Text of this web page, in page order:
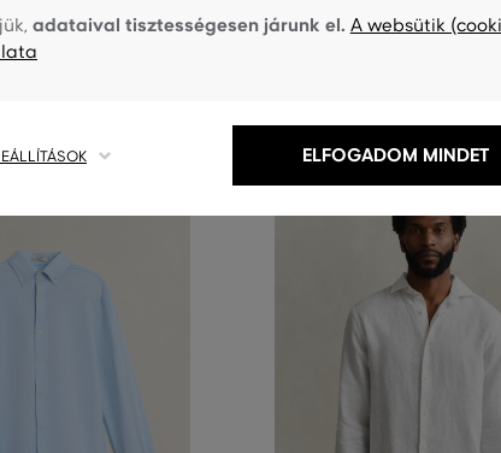
adataival tisztességesen járunk el. A websütik
ELFOGADOM MINDET